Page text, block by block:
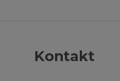
Kontakt